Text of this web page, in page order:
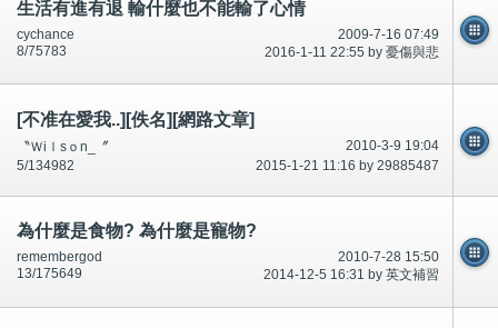
生活有進有退 輸什麼也不能輸了心情
2009-7-16 07:49
cychance
2016-1-11 22:55 by 憂傷與悲
8/75783
[不准在愛我..][佚名][網路文章]
2010-3-9 19:04
〝Ｗiｌsｏn_〞
2015-1-21 11:16 by 29885487
5/134982
為什麼是食物? 為什麼是寵物?
2010-7-28 15:50
remembergod
2014-12-5 16:31 by 英文補習
13/175649